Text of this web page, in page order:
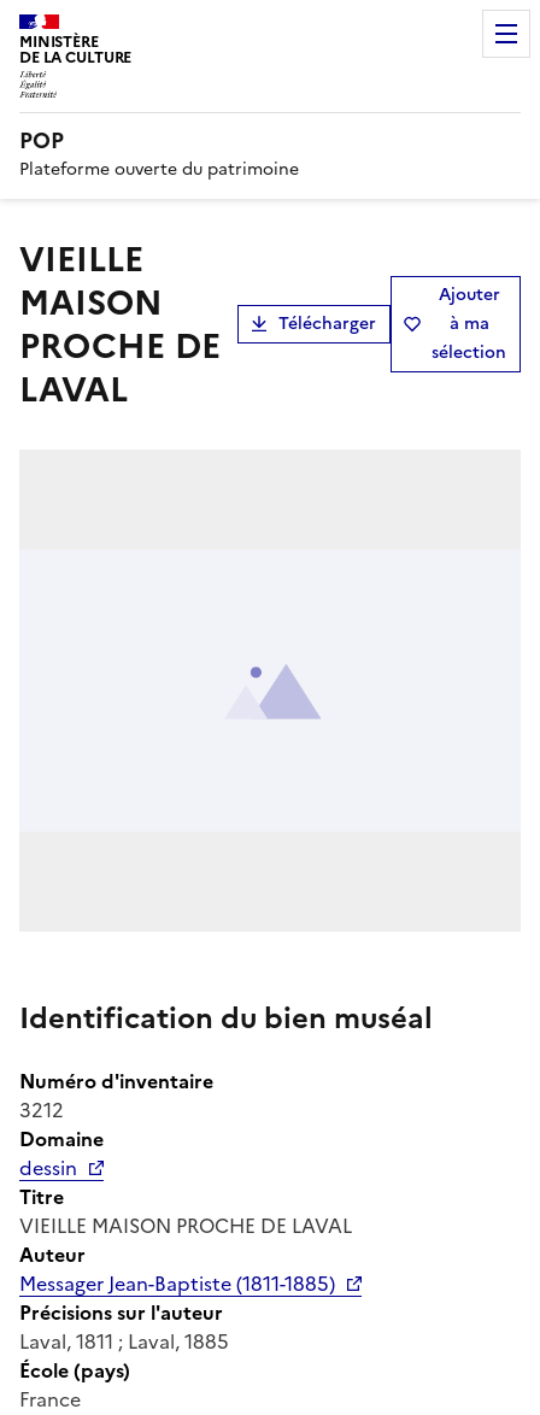
MINISTÈRE
DE LA CULTURE
POP
Plateforme ouverte du patrimoine
VIEILLE
MAISON
PROCHE DE
LAVAL
Télécharger
Ajouter
à ma
sélection
Identification du bien muséal
Numéro d'inventaire
3212
Domaine
dessin
Titre
VIEILLE MAISON PROCHE DE LAVAL
Auteur
Messager Jean-Baptiste (1811-1885)
Précisions sur l'auteur
Laval, 1811 ; Laval, 1885
École (pays)
France